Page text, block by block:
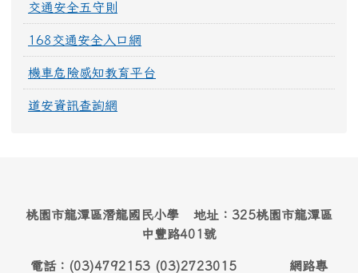
交通安全五守則
168交通安全入口網
機車危險感知教育平台
道安資訊查詢網
桃園市龍潭區潛龍國民小學 地址：325桃園市龍潭區
中豐路401號
電話：(03)4792153 (03)2723015 網路專